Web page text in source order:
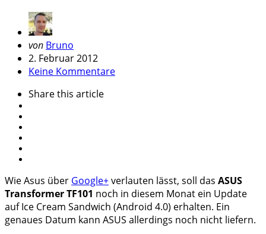
Geschrieben
von
von Bruno
2. Februar 2012
Keine Kommentare
Sharethis article
Wie Asus über Google+verlauten lässt, soll das ASUS
Transformer TF101 noch in diesem Monat ein Update
auf Ice Cream Sandwich (Android 4.0) erhalten. Ein
genaues Datum kann ASUS allerdings noch nicht liefern.